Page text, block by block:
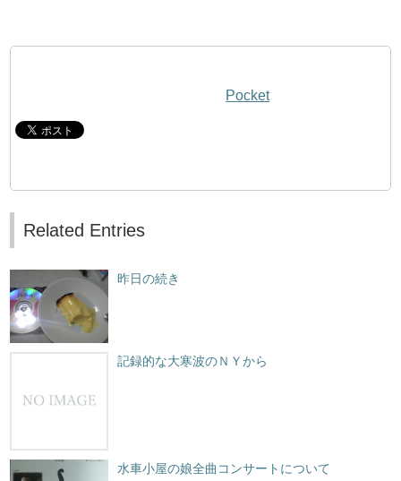
Pocket
Related Entries
昨日の続き
記録的な大寒波のＮＹから
水車小屋の娘全曲コンサートについて